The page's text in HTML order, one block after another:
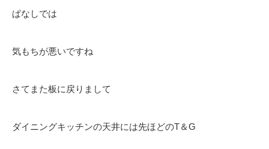
ぱなしでは
気もちが悪いですね
さてまた板に戻りまして
ダイニングキッチンの天井には先ほどのT＆G